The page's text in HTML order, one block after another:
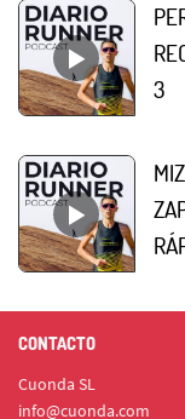
3
CONTACTO
Cuonda SL
info@cuonda.com